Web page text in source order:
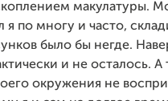
макулатуры.
по многу и часто,
было бы негде.
и не осталось. А
окружения не